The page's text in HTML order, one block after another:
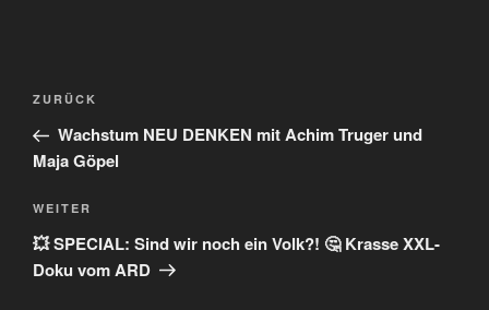
Beitragsnavigation
Vorheriger
Beitrag
ZURÜCK
Wachstum NEU DENKEN mit Achim Truger und
Maja Göpel
Nächster
Beitrag
WEITER
💥 SPECIAL: Sind wir noch ein Volk?! 🤔 Krasse XXL-
Doku vom ARD